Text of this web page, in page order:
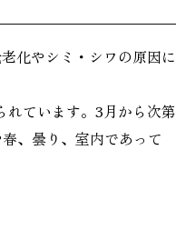
化やシミ・シワの原因に
ています。3月から次第
、曇り、室内であって